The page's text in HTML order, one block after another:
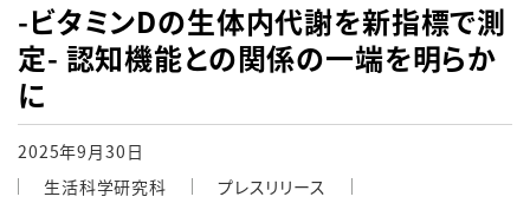
-ビタミンDの生体内代謝を新指標で測
定- 認知機能との関係の一端を明らか
に
2025年9月30日
生活科学研究科
プレスリリース